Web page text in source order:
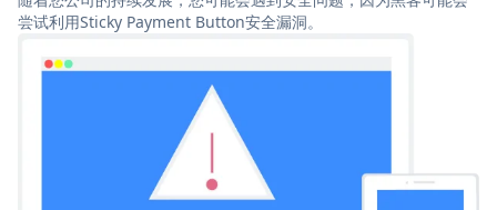
尝试利用Sticky Payment Button安全漏洞。